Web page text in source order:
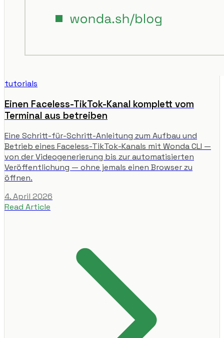
tutorials
Einen Faceless-TikTok-Kanal komplett vom
Terminal aus betreiben
Eine Schritt-für-Schritt-Anleitung zum Aufbau und
Betrieb eines Faceless-TikTok-Kanals mit Wonda CLI —
von der Videogenerierung bis zur automatisierten
Veröffentlichung — ohne jemals einen Browser zu
öffnen.
4. April 2026
Read Article